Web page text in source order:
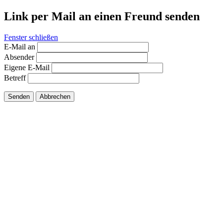
Link per Mail an einen Freund senden
Fenster schließen
E-Mail an
Absender
Eigene E-Mail
Betreff
Senden Abbrechen